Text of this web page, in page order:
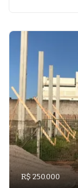
R$ 250.000